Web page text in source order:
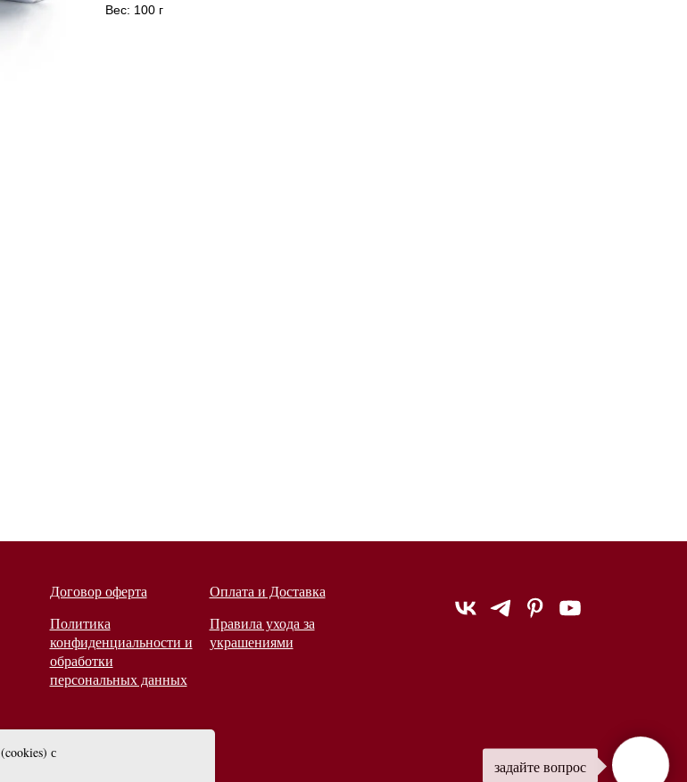
Вес: 100 г
задайте вопрос
(cookies) с
Договор оферта
Политика
конфиденциальности и
обработки
персональных данных
Оплата и Доставка
Правила ухода за
украшениями